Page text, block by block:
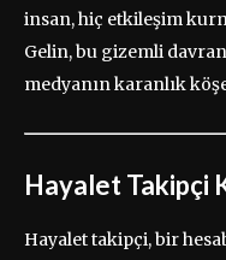
insan, hiç etkileşim
Gelin, bu gizemli
medyanın karanlık
Hayalet Takipçi
Hayalet takipçi, bir